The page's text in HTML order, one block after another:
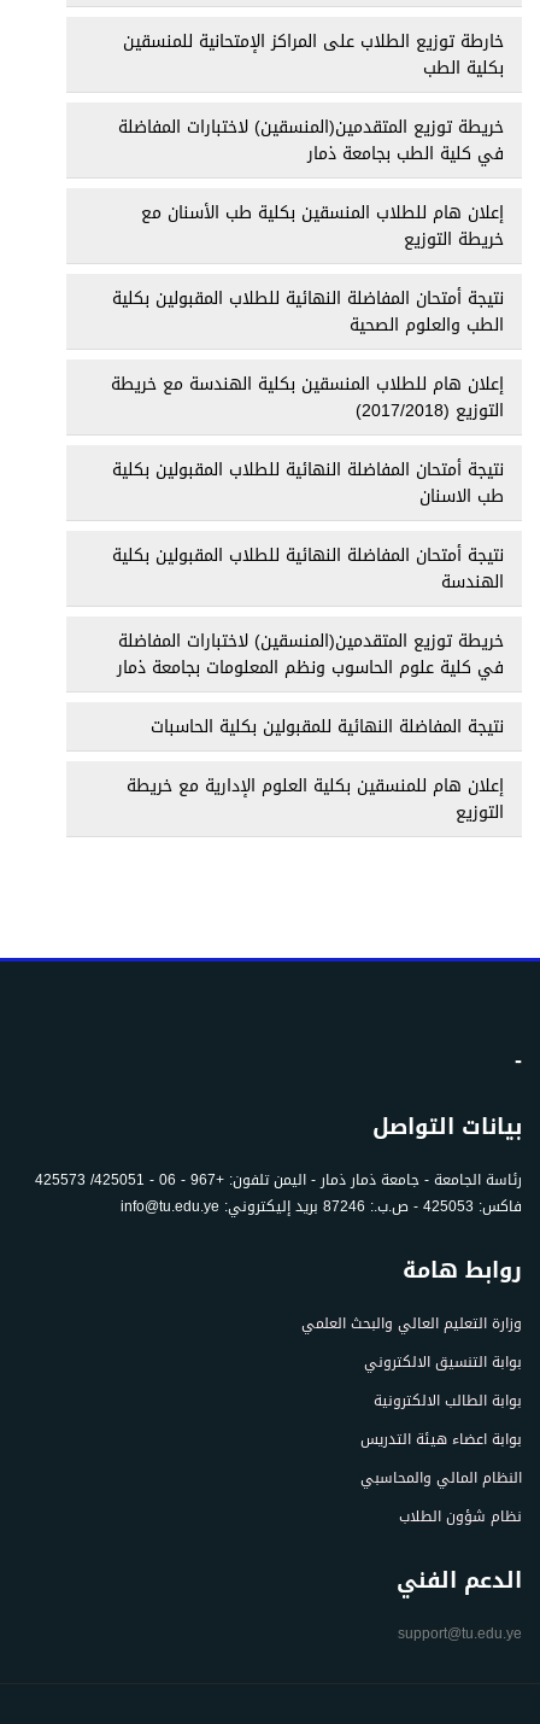
خارطة توزيع الطلاب على المراكز الإمتحانية للمنسقين
بكلية الطب
خريطة توزيع المتقدمين(المنسقين) لاختبارات المفاضلة
في كلية الطب بجامعة ذمار
إعلان هام للطلاب المنسقين بكلية طب الأسنان مع
خريطة التوزيع
نتيجة أمتحان المفاضلة النهائية للطلاب المقبولين بكلية
الطب والعلوم الصحية
إعلان هام للطلاب المنسقين بكلية الهندسة مع خريطة
التوزيع (2017/2018)
نتيجة أمتحان المفاضلة النهائية للطلاب المقبولين بكلية
طب الاسنان
نتيجة أمتحان المفاضلة النهائية للطلاب المقبولين بكلية
الهندسة
خريطة توزيع المتقدمين(المنسقين) لاختبارات المفاضلة
في كلية علوم الحاسوب ونظم المعلومات بجامعة ذمار
نتيجة المفاضلة النهائية للمقبولين بكلية الحاسبات
إعلان هام للمنسقين بكلية العلوم الإدارية مع خريطة
التوزيع
-
بيانات التواصل
رئاسة الجامعة - جامعة ذمار ذمار - اليمن تلفون: +967 - 06 - 425051/ 425573
فاكس: 425053 - ص.ب.: 87246 بريد إليكتروني: info@tu.edu.ye
روابط هامة
وزارة التعليم العالي والبحث العلمي
بوابة التنسيق الالكتروني
بوابة الطالب الالكترونية
بوابة اعضاء هيئة التدريس
النظام المالي والمحاسبي
نظام شؤون الطلاب
الدعم الفني
support@tu.edu.ye